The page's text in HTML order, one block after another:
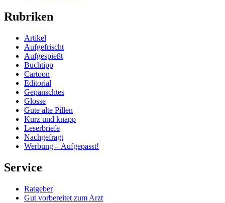
Rubriken
Artikel
Aufgefrischt
Aufgespießt
Buchtipp
Cartoon
Editorial
Gepanschtes
Glosse
Gute alte Pillen
Kurz und knapp
Leserbriefe
Nachgefragt
Werbung – Aufgepasst!
Service
Ratgeber
Gut vorbereitet zum Arzt